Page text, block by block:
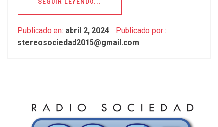
SEGUIR LEYENDO...
Publicado en: abril 2, 2024
Publicado por :
stereosociedad2015@gmail.com